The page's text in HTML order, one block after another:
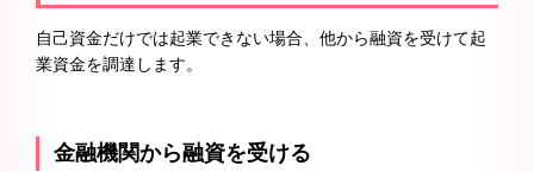
自己資金だけでは起業できない場合、他から融資を受けて起
業資金を調達します。
金融機関から融資を受ける